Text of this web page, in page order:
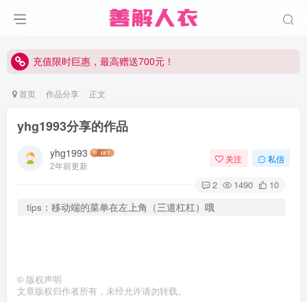
充值限时巨惠，最高赠送700元！
首页 作品分享 正文
yhg1993分享的作品
yhg1993
2年前更新
关注 私信
2 1490
10
tips：移动端的菜单在左上角（三道杠杠）哦
© 版权声明
文章版权归作者所有，未经允许请勿转载。